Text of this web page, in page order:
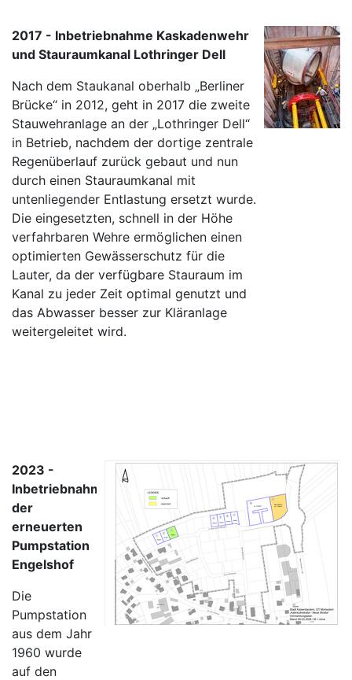
2017 - Inbetriebnahme Kaskadenwehr
und Stauraumkanal Lothringer Dell
Nach dem Staukanal oberhalb „Berliner
Brücke“ in 2012, geht in 2017 die zweite
Stauwehranlage an der „Lothringer Dell“
in Betrieb, nachdem der dortige zentrale
Regenüberlauf zurück gebaut und nun
durch einen Stauraumkanal mit
untenliegender Entlastung ersetzt wurde.
Die eingesetzten, schnell in der Höhe
verfahrbaren Wehre ermöglichen einen
optimierten Gewässerschutz für die
Lauter, da der verfügbare Stauraum im
Kanal zu jeder Zeit optimal genutzt und
das Abwasser besser zur Kläranlage
weitergeleitet wird.
2023 -
Inbetriebnahme
der
erneuerten
Pumpstation
Engelshof
Die
Pumpstation
aus dem Jahr
1960 wurde
auf den